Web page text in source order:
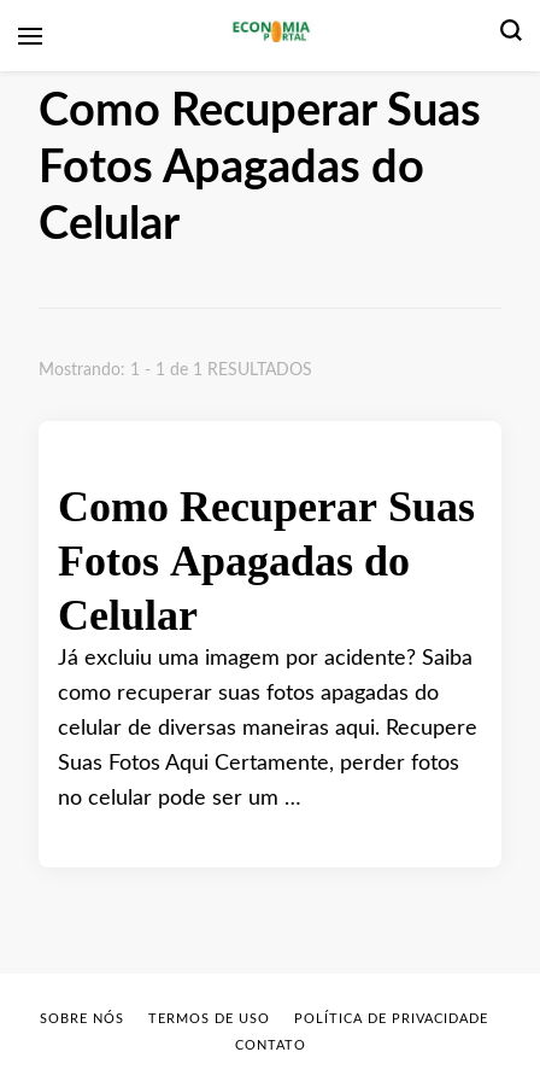
Como Recuperar Suas
Fotos Apagadas do
Celular
Mostrando: 1 - 1 de 1 RESULTADOS
Como Recuperar Suas
Fotos Apagadas do
Celular
Já excluiu uma imagem por acidente? Saiba
como recuperar suas fotos apagadas do
celular de diversas maneiras aqui. Recupere
Suas Fotos Aqui Certamente, perder fotos
no celular pode ser um …
SOBRE NÓS TERMOS DE USO
POLÍTICA DE PRIVACIDADE
CONTATO